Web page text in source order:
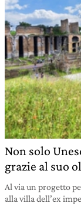
Non solo
grazie al suo
Al via un progetto
alla villa dell’ex